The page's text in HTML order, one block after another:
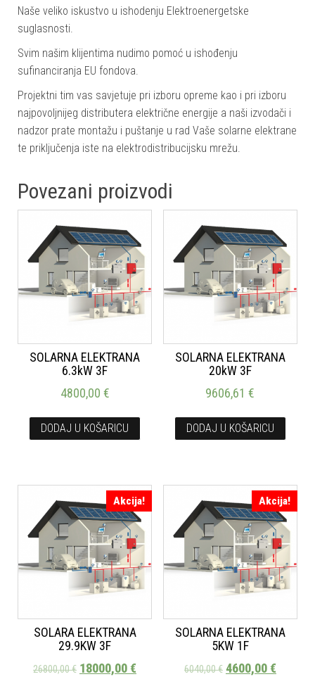
Naše veliko iskustvo u ishodenju Elektroenergetske
suglasnosti.
Svim našim klijentima nudimo pomoć u ishođenju
sufinanciranja EU fondova.
Projektni tim vas savjetuje pri izboru opreme kao i pri izboru
najpovoljnijeg distributera električne energije a naši izvodači i
nadzor prate montažu i puštanje u rad Vaše solarne elektrane
te priključenja iste na elektrodistribucijsku mrežu.
Povezani proizvodi
SOLARNA ELEKTRANA
6.3kW 3F
4800,00 €
DODAJ U KOŠARICU
SOLARNA ELEKTRANA
20kW 3F
9606,61€
DODAJ U KOŠARICU
Akcija!
SOLARA ELEKTRANA
29.9KW 3F
26800,00€ 18000,00€
Akcija!
SOLARNA ELEKTRANA
5KW 1F
6040,00€ 4600,00€